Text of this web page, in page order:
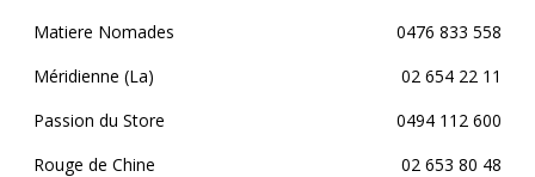
Matiere Nomades
0476 833 558
Méridienne (La)
02 654 22 11
Passion du Store
0494 112 600
Rouge de Chine
02 653 80 48